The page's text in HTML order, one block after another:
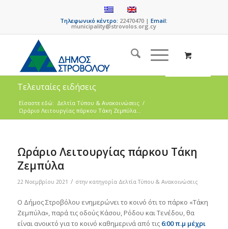
Τηλεφωνικό κέντρο: 22470470 |Email:
municipality@strovolos.org.cy
Τελευταίες ειδήσεις
Είσαστε εδώ: Δελτία Τύπου & Ανακοινώσεις /
Ωράριο Λειτουργίας πάρκου Τάκη Ζεμπύλα...
Ωράριο Λειτουργίας πάρκου Τάκη
Ζεμπύλα
22 Νοεμβρίου 2021 / στην κατηγορία Δελτία Τύπου & Ανακοινώσεις
Ο Δήμος Στροβόλου ενημερώνει το κοινό ότι το πάρκο «Τάκη
Ζεμπύλα», παρά τις οδούς Κάσου, Ρόδου και Τενέδου, θα
είναι ανοικτό για το κοινό καθημερινά από τις 6:00 π.μ μέχρι